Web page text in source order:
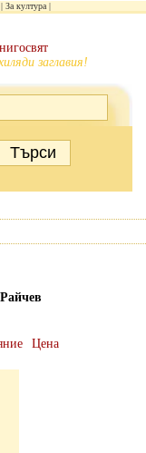
За култура
заглавия!
Цена